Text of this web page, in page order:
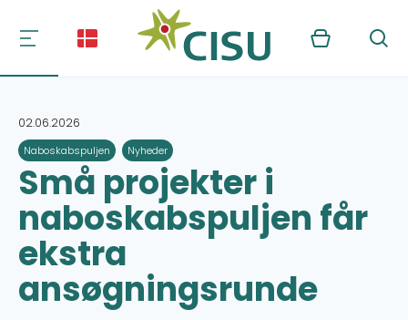
Kurv Søg
02.06.2026
Naboskabspuljen Nyheder
Små projekter i
naboskabspuljen får
ekstra
ansøgningsrunde